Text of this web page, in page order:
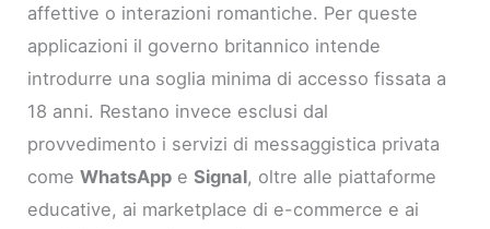
affettive o interazioni romantiche. Per queste
applicazioni il governo britannico intende
introdurre una soglia minima di accesso fissata a
18 anni. Restano invece esclusi dal
provvedimento i servizi di messaggistica privata
comeWhatsApp eSignal, oltre alle piattaforme
educative, ai marketplace di e-commerce e ai